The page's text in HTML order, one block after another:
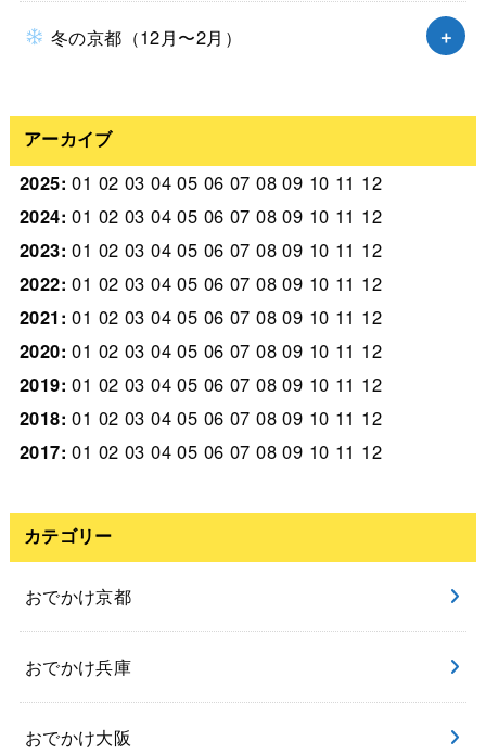
冬の京都（12月〜2月）
アーカイブ
2025:01 02 03 04 05 06 07 08 09 10 11 12
2024:01 02 03 04 05 06 07 08 09 10 11 12
2023:01 02 03 04 05 06 07 08 09 10 11 12
2022:01 02 03 04 05 06 07 08 09 10 11 12
2021:01 02 03 04 05 06 07 08 09 10 11 12
2020:01 02 03 04 05 06 07 08 09 10 11 12
2019:01 02 03 04 05 06 07 08 09 10 11 12
2018:01 02 03 04 05 06 07 08 09 10 11 12
2017:01 02 03 04 05 06 07 08 09 10 11 12
カテゴリー
おでかけ京都
おでかけ兵庫
おでかけ大阪